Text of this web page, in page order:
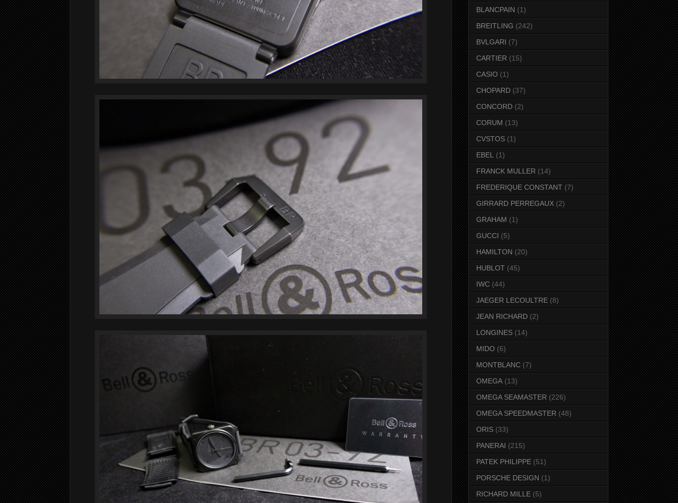
BLANCPAIN (1)
BREITLING (242)
BVLGARI (7)
CARTIER (15)
CASIO (1)
CHOPARD (37)
CONCORD (2)
CORUM (13)
CVSTOS (1)
EBEL
(1)
FRANCK MULLER (14)
FREDERIQUE CONSTANT (7)
GIRRARD PERREGAUX (2)
GRAHAM (1)
GUCCI (5)
HAMILTON (20)
HUBLOT (45)
IWC (44)
JAEGER LECOULTRE (8)
JEAN RICHARD (2)
LONGINES (14)
MIDO (6)
MONTBLANC (7)
OMEGA (13)
OMEGA SEAMASTER (226)
OMEGA SPEEDMASTER (48)
ORIS (33)
PANERAI (215)
PATEK PHILIPPE (51)
PORSCHE DESIGN (1)
RICHARD MILLE (5)